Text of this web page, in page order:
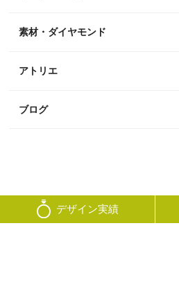
デザイン実績
素材・ダイヤモンド
アトリエ
ブログ